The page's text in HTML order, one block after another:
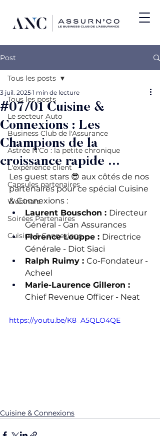
Post
Tous les posts
Le secteur Auto
Business Club de l'Assurance
Astrée N'Co : la petite chronique
L'expérience client
Capsules partenaires
Webinars
Soirées Partenaires
Cuisine & Connexions
Tous les posts
#07/01 Cuisine &
Connexions : Les
Champions de la
croissance rapide ...
3 juil. 2025 1 min de lecture
Les guest stars 😎 aux côtés de nos
partenaires pour ce spécial Cuisine
& Connexions :
Laurent Bouschon : Directeur
Général - Gan Assurances
Florence Louppe : Directrice
Générale - Diot Siaci
Ralph Ruimy : Co-Fondateur -
Acheel
Marie-Laurence Gilleron :
Chief Revenue Officer - Neat
https://youtu.be/K8_A5QLO4QE
Cuisine & Connexions